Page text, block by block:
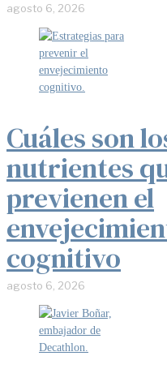
agosto 6, 2026
Cuáles son
nutrientes
previenen el
cognitivo
agosto 6, 2026